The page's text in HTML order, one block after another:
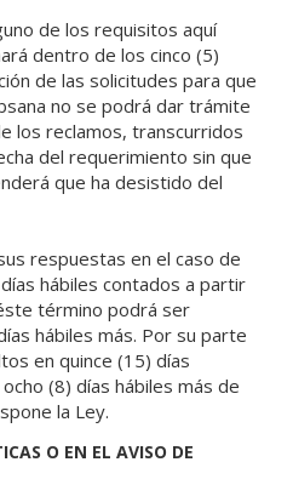
de los requisitos aquí
dentro de los cinco (5)
de las solicitudes para que
no se podrá dar trámite
los reclamos, transcurridos
del requerimiento sin que
que ha desistido del
respuestas en el caso de
hábiles contados a partir
término podrá ser
hábiles más. Por su parte
en quince (15) días
(8) días hábiles más de
la Ley.
O EN EL AVISO DE